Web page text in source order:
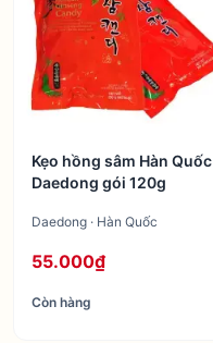
Kẹo hồng sâm Hàn Quốc
Daedong gói 120g
Daedong · Hàn Quốc
55.000₫
Còn hàng